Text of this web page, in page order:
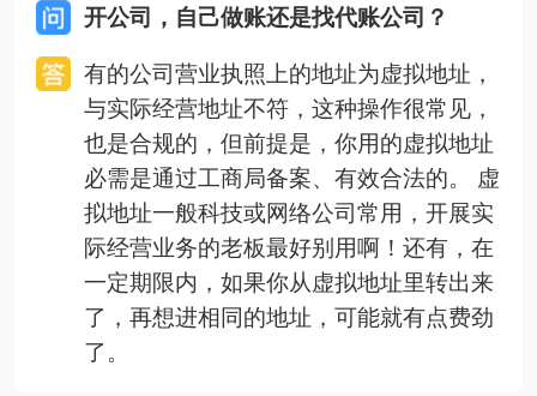
开公司，自己做账还是找代账公司？
有的公司营业执照上的地址为虚拟地址，
与实际经营地址不符，这种操作很常见，
也是合规的，但前提是，你用的虚拟地址
必需是通过工商局备案、有效合法的。 虚
拟地址一般科技或网络公司常用，开展实
际经营业务的老板最好别用啊！还有，在
一定期限内，如果你从虚拟地址里转出来
了，再想进相同的地址，可能就有点费劲
了。